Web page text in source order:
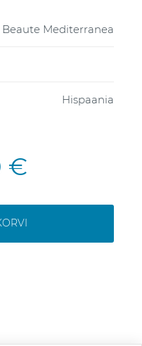
Beaute Mediterranea
Hispaania
€